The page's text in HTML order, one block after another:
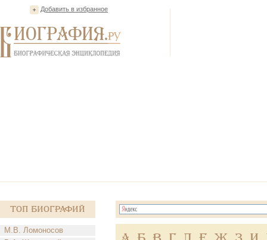
Добавить в избранное
Топ Биографий
М.В. Ломоносов